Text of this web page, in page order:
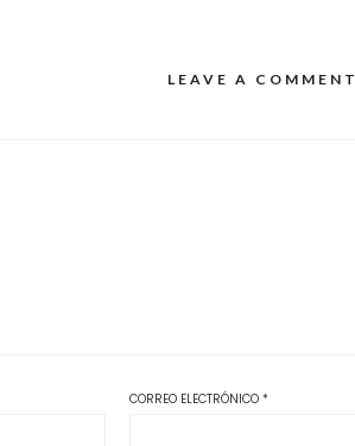
LEAVE A COMMENT
CORREO ELECTRÓNICO*